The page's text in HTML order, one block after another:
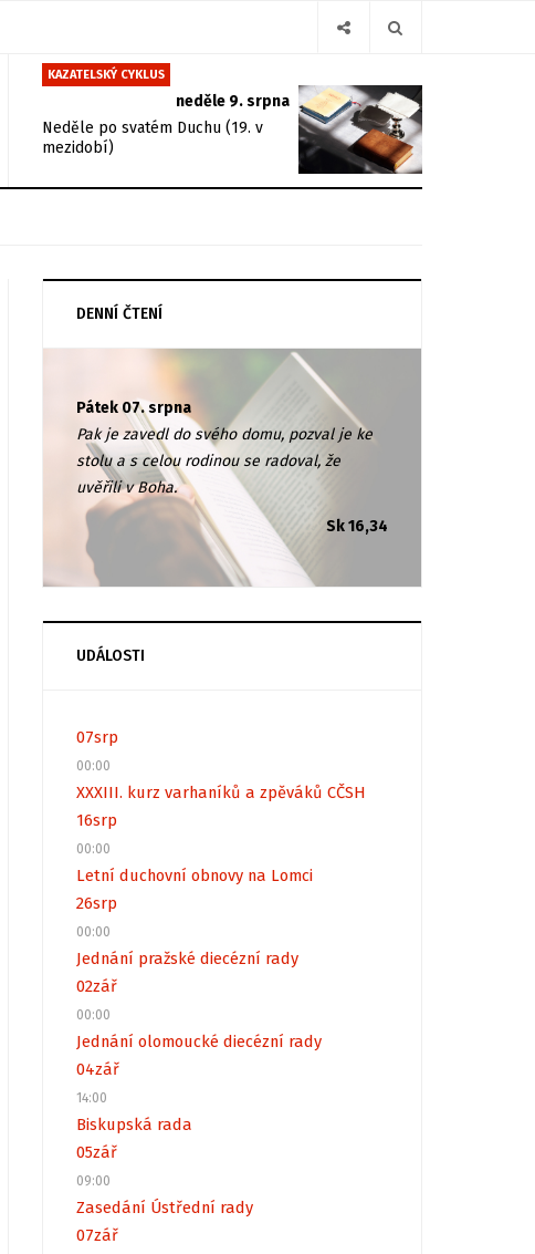
KAZATELSKÝ CYKLUS
neděle 9. srpna
Neděle po svatém Duchu (19. v
mezidobí)
DENNÍ ČTENÍ
Pátek 07. srpna
Pak je zavedl do svého domu, pozval je ke
stolu a s celou rodinou se radoval, že
uvěřili v Boha.
Sk 16,34
UDÁLOSTI
07srp
00:00
XXXIII. kurz varhaníků a zpěváků CČSH
16srp
00:00
Letní duchovní obnovy na Lomci
26srp
00:00
Jednání pražské diecézní rady
02zář
00:00
Jednání olomoucké diecézní rady
04zář
14:00
Biskupská rada
05zář
09:00
Zasedání Ústřední rady
07zář